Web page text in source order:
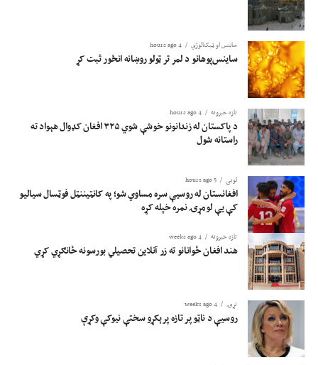
ساینس او ​​ټیکنالوژي 4 hours ago
ساینس‌پوهانو د لمر تر ټولو روښانه انځور ثبت کړ
تازه خبرونه 4 hours ago
د پاکستان له زندانونو خوشې شوي ۳۲۵ افغان کډوال هېواد ته
راستانه شول
لوبی 5 hours ago
افغانستان له روسیې سره مساوي شو؛ په کانټیننټل فوټسال سیالیو
کې یې لومړۍ نمره خپله کړه
تازه خبرونه 4 weeks ago
هند افغان ځوانانو ته زر آنلاین تحصیلي بورسونه ځانګړي کړي
نړۍ 4 weeks ago
روسیې د ناټو پر تازه پرېکړو سختې نیوکې وکړې